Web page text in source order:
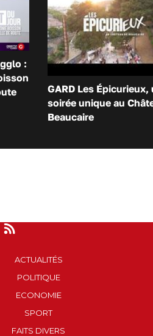
:
GARD Les Épicurieux,
soirée unique au
Beaucaire
ACTUALITÉS
POLITIQUE
ECONOMIE
SPORT
FAITS DIVERS